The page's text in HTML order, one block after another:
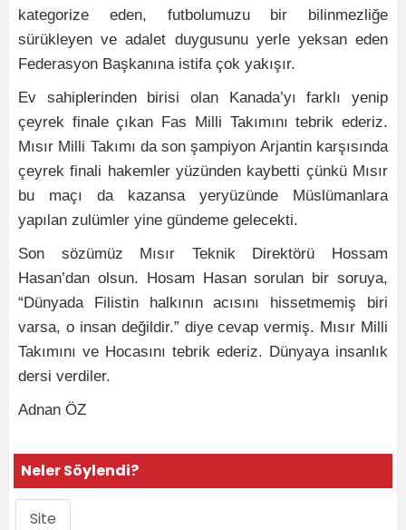
kategorize eden, futbolumuzu bir bilinmezliğe
sürükleyen ve adalet duygusunu yerle yeksan eden
Federasyon Başkanına istifa çok yakışır.
Ev sahiplerinden birisi olan Kanada’yı farklı yenip
çeyrek finale çıkan Fas Milli Takımını tebrik ederiz.
Mısır Milli Takımı da son şampiyon Arjantin karşısında
çeyrek finali hakemler yüzünden kaybetti çünkü Mısır
bu maçı da kazansa yeryüzünde Müslümanlara
yapılan zulümler yine gündeme gelecekti.
Son sözümüz Mısır Teknik Direktörü Hossam
Hasan’dan olsun. Hosam Hasan sorulan bir soruya,
“Dünyada Filistin halkının acısını hissetmemiş biri
varsa, o insan değildir.” diye cevap vermiş. Mısır Milli
Takımını ve Hocasını tebrik ederiz. Dünyaya insanlık
dersi verdiler.
Adnan ÖZ
Neler Söylendi?
Site